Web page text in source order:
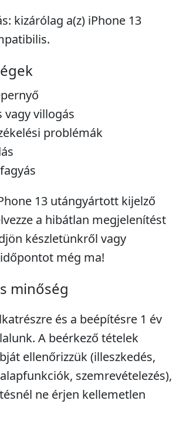
kizárólag a(z) iPhone 13
vagy villogás
problémák
13 utángyártott kijelző
a hibátlan megjelenítést
készletünkről vagy
még ma!
minőség
és a beépítésre 1 év
A beérkező tételek
ellenőrizzük (illeszkedés,
szemrevételezés),
ne érjen kellemetlen